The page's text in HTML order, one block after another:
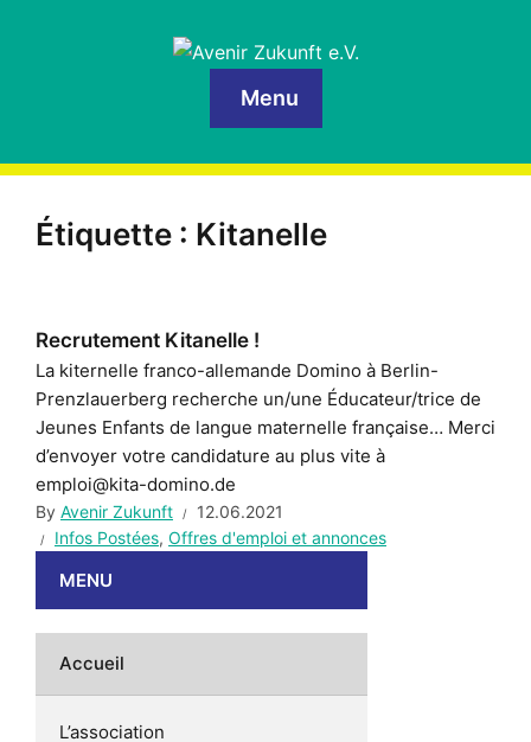
Menu
Étiquette : Kitanelle
Recrutement Kitanelle !
La kiternelle franco-allemande Domino à Berlin-
Prenzlauerberg recherche un/une Éducateur/trice de
Jeunes Enfants de langue maternelle française… Merci
d’envoyer votre candidature au plus vite à
emploi@kita-domino.de
By Avenir Zukunft
12.06.2021
Infos Postées, Offres d'emploi et annonces
MENU
Accueil
L’association